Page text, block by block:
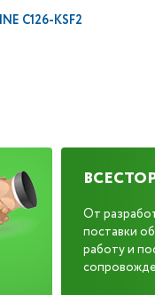
C126-KSF2
От
поставки
работу и